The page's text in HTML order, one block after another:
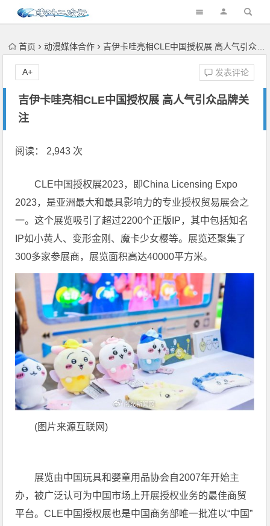
首页 动漫媒体合作 吉伊卡哇亮相CLE中国授权展 高人气引众品牌关注
吉伊卡哇亮相CLE中国授权展 高人气引众品牌关
注
发表评论
A+
阅读： 2,943 次
CLE中国授权展2023，即China Licensing Expo
2023，是亚洲最大和最具影响力的专业授权贸易展会之
一。这个展览吸引了超过2200个正版IP，其中包括知名
IP如小黄人、变形金刚、魔卡少女樱等。展览还聚集了
300多家参展商，展览面积高达40000平方米。
(图片来源互联网)
展览由中国玩具和婴童用品协会自2007年开始主
办，被广泛认可为中国市场上开展授权业务的最佳商贸
平台。CLE中国授权展也是中国商务部唯一批准以“中国”